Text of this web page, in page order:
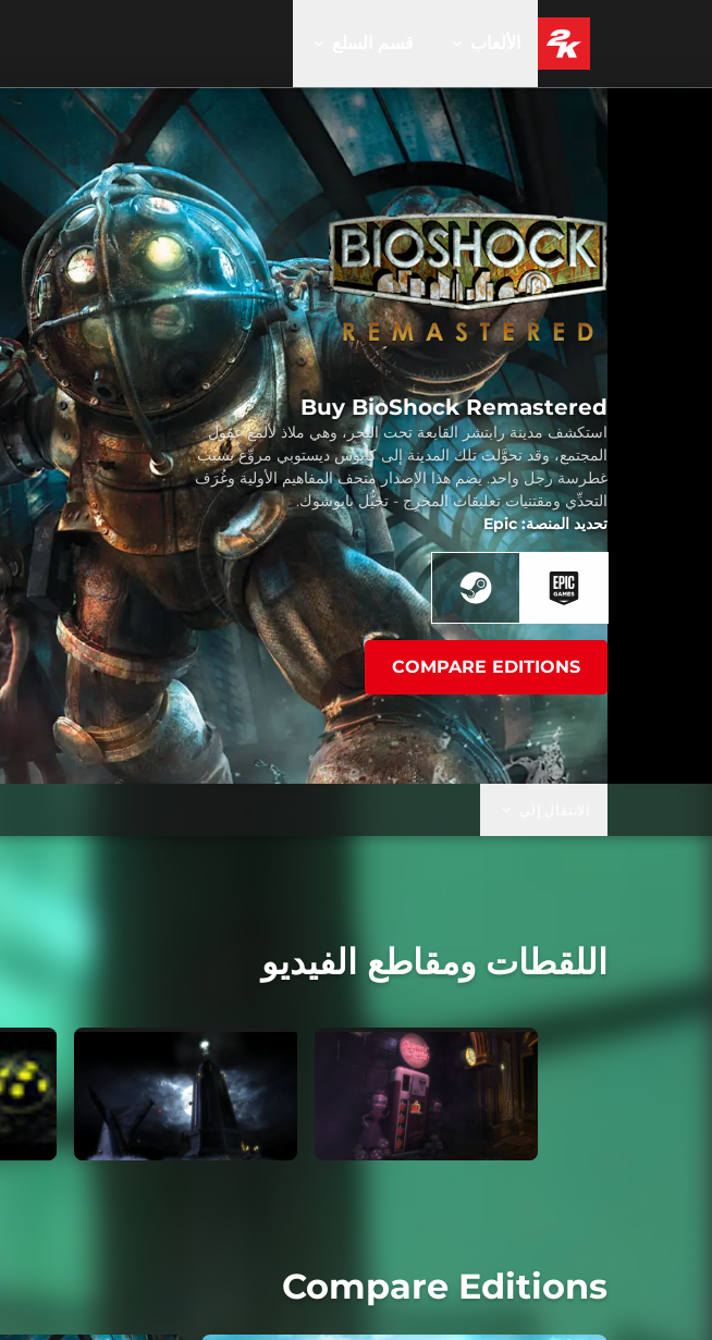
Buy BioShock Remastered
استكشف مدينة رابتشر القابعة تحت البحر، وهي ملاذ لألمع عقول
المجتمع، وقد تحوَّلت تلك المدينة إلى كابوس ديستوبي مروِّع بسبب
غطرسة رجل واحد. يضم هذا الإصدار متحف المفاهيم الأولية وغُرَف
التحدِّي ومقتنيات تعليقات المخرِج - تخيُّل بايوشوك.
تحديد المنصة: Epic
COMPARE EDITIONS
اللقطات ومقاطع الفيديو
Compare Editions